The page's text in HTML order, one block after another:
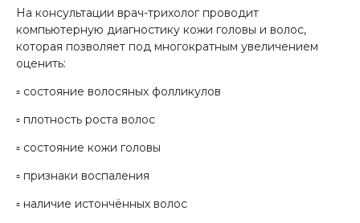
На консультации врач-трихолог проводит
компьютерную диагностику кожи головы и волос,
которая позволяет под многократным увеличением
оценить:
▫️ состояние волосяных фолликулов
▫️ плотность роста волос
▫️ состояние кожи головы
▫️ признаки воспаления
▫️ наличие истончённых волос